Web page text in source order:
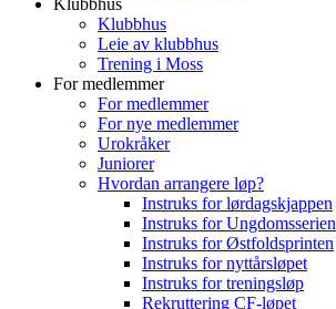
Klubbhus
Klubbhus
Leie av klubbhus
Trening i Moss
For medlemmer
For medlemmer
For nye medlemmer
Urokråker
Juniorer
Hvordan arrangere løp?
Instruks for lørdagskjappen
Instruks for Ungdomsserien
Instruks for Østfoldsprinten
Instruks for nyttårsløpet
Instruks for treningsløp
Rekruttering CF-løpet